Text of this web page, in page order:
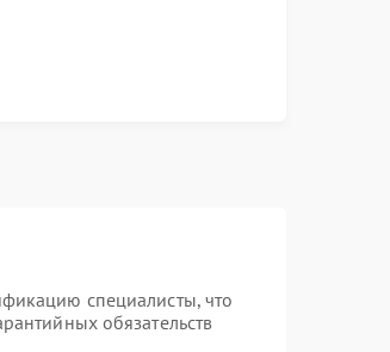
специалисты, что
обязательств